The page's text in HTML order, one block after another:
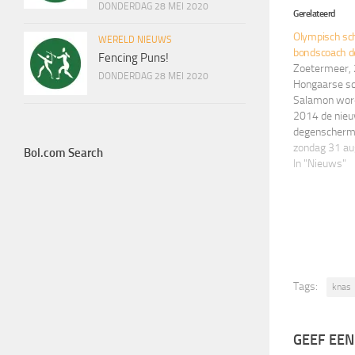
Gerelateerd
Olympisch
bondscoach
Zoetermeer,
Hongaarse
Salamon
2014 de
NOC*NSF
zondag 31
In "Nieuws"
Tags: knas
GEEF
DONDERDAG 28 MEI 2020
WERELD NIEUWS
Fencing Puns!
DONDERDAG 28 MEI 2020
Bol.com Search